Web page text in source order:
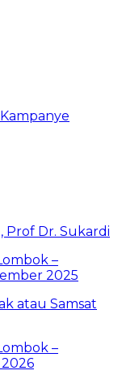
Prof Dr. Sukardi
–
2025
atau Samsat
–